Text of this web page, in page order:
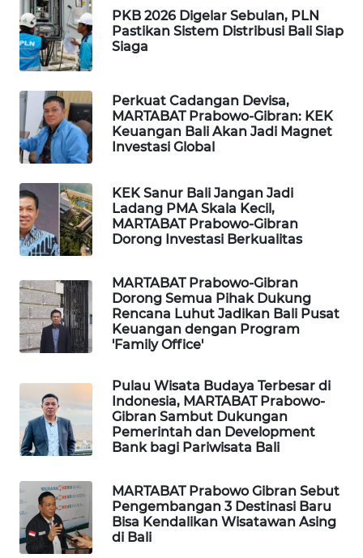
PKB 2026 Digelar Sebulan, PLN
Pastikan Sistem Distribusi Bali Siap
Siaga
Perkuat Cadangan Devisa,
MARTABAT Prabowo-Gibran: KEK
Keuangan Bali Akan Jadi Magnet
Investasi Global
KEK Sanur Bali Jangan Jadi
Ladang PMA Skala Kecil,
MARTABAT Prabowo-Gibran
Dorong Investasi Berkualitas
MARTABAT Prabowo-Gibran
Dorong Semua Pihak Dukung
Rencana Luhut Jadikan Bali Pusat
Keuangan dengan Program
'Family Office'
Pulau Wisata Budaya Terbesar di
Indonesia, MARTABAT Prabowo-
Gibran Sambut Dukungan
Pemerintah dan Development
Bank bagi Pariwisata Bali
MARTABAT Prabowo Gibran Sebut
Pengembangan 3 Destinasi Baru
Bisa Kendalikan Wisatawan Asing
di Bali
PORTAL
KONSUMEN
FORWAMKI
ALPERKLINAS
FORJASIDA
TAMBANG
NEWS
SITUNGIR
NEWS
SIDIKALANG
SIBARAGAS
NEWS
SIANTAR
NEWS
METRO